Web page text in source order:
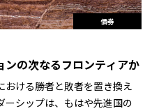
債券
の次なるフロンティアか
おける勝者と敗者を置き換え
ーシップは、もはや先進国の